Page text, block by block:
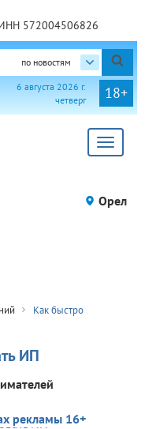
572004506826
по новостям
18+
6 августа 2026 г.
четверг
Toggle
Орел
Как быстро
ИП
рекламы 16+